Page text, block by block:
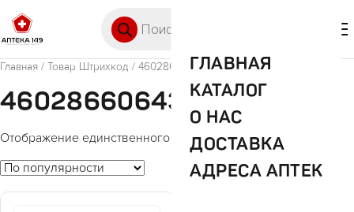
ГЛАВНАЯ
КАТАЛОГ
О НАС
ДОСТАВКА
АДРЕСА АПТЕК
Главная / Товар Штрихкод / 4602866064392
4602866064392
Отображение единственного товара